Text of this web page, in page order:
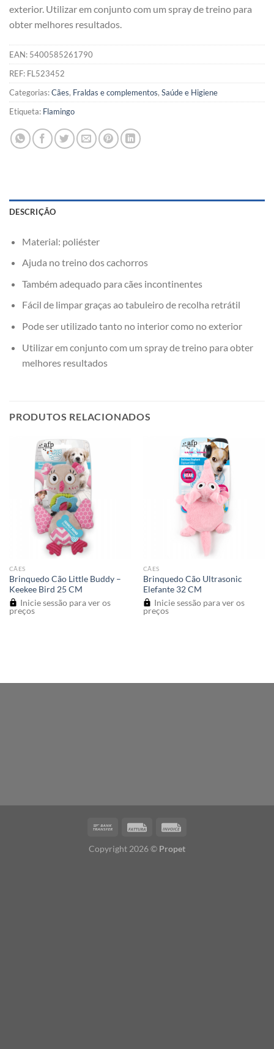
exterior. Utilizar em conjunto com um spray de treino para
obter melhores resultados.
EAN: 5400585261790
REF: FL523452
Categorias:Cães, Fraldas e complementos, Saúde e Higiene
Etiqueta: Flamingo
DESCRIÇÃO
Material: poliéster
Ajuda no treino dos cachorros
Também adequado para cães incontinentes
Fácil de limpar graças ao tabuleiro de recolha retrátil
Pode ser utilizado tanto no interior como no exterior
Utilizar em conjunto com um spray de treino para obter
melhores resultados
PRODUTOS RELACIONADOS
CÃES
Brinquedo Cão Little Buddy –
Keekee Bird 25 CM
Inicie sessão para ver os
preços
CÃES
Brinquedo Cão Ultrasonic
Elefante 32 CM
Inicie sessão para ver os
preços
Copyright 2026 © Propet